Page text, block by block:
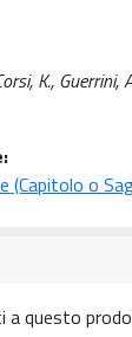
K., Guerrini,
(Capitolo o
a questo